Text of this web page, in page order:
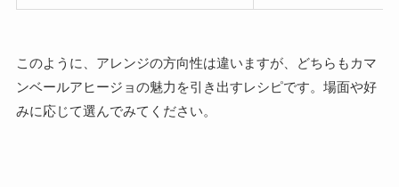
このように、アレンジの方向性は違いますが、どちらもカマ
ンベールアヒージョの魅力を引き出すレシピです。場面や好
みに応じて選んでみてください。